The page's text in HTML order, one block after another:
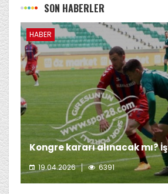
SON HABERLER
HABER
Kongre kararı alınacak mı?
19.04.2026 6391
Giresunspor Başkanı Emin